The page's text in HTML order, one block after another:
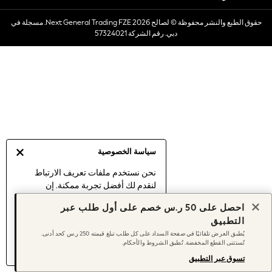
سياسة الخصوصية
نحن نستخدم ملفات تعريف الارتباط
لنقدم لك أفضل تجربة ممكنة. إن
موافقتك على استخدامنا لملفات تعريف
اكتشف المزيد عن إدارة إعدادات ملفات
تعريف الارتباط (الكوكيز).
Dresses
Occasionwear
Sets & Outfits
Sun Hats & Caps
Women's Holiday Shop
Women's Travel Styles
Dresses
Occasionwear
Linen Collection
Tops & T-Shirts
حقوق الطبع والنشر محفوظة © لصالح 2026 Next General Trading FZE. مسجلة في
دبي. رقم الشركة 57324021
احصل على 50 ر.س خصم على أول طلب عبر
التطبيق
يُطبق العرض تلقائيًا في صفحة السداد على كل طلب تبلغ قيمته 250 ر.س كحد أدنى.
تُستثنى القطع المخفضة. تُطبق الشروط والأحكام.
تسوق عبر التطبيق